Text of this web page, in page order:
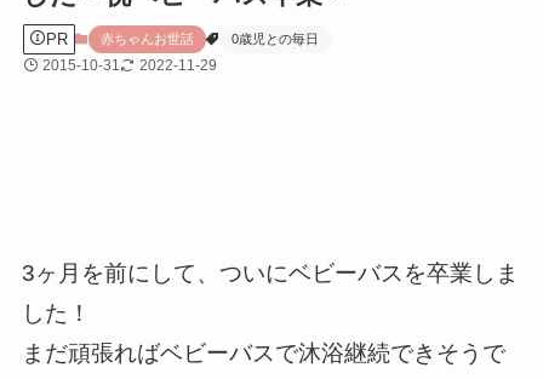
PR 赤ちゃんお世話 0歳児との毎日
2015-10-31 2022-11-29
3ヶ月を前にして、ついにベビーバスを卒業しま
した！
まだ頑張ればベビーバスで沐浴継続できそうで